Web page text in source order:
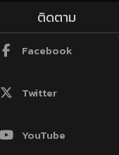
ติดตาม
Facebook
Twitter
YouTube